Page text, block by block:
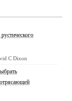
C Dixon